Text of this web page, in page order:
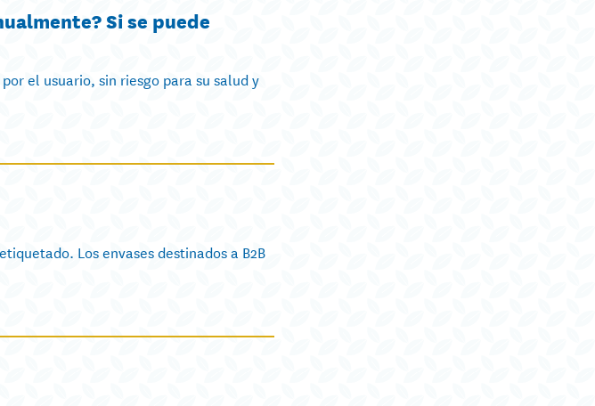
Si se puede
el usuario, sin riesgo para su salud y
Los envases destinados a B2B